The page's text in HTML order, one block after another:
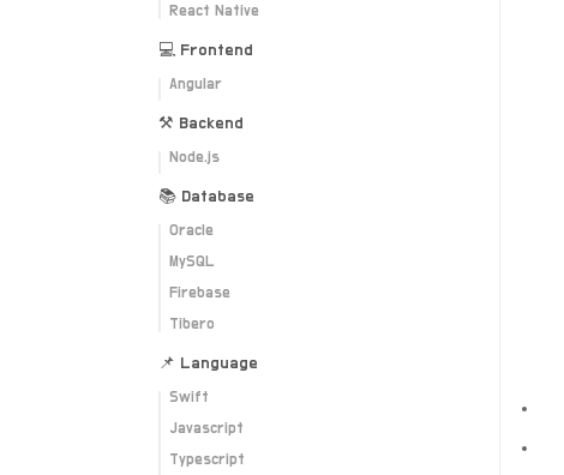
React Native
💻 Frontend
Angular
⚒ Backend
Node.js
📚 Database
Oracle
MySQL
Firebase
Tibero
📌 Language
Swift
Javascript
Typescript